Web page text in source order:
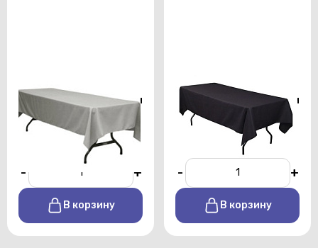
Скатерть
прямоугольная 1,5х2,5 м
серого цвета профи
От 450 р./сутки
- +
В корзину
Скатерть
прямоугольная 1,5х2,5 м
черного цвета профи
От 450 р./сутки
- +
В корзину